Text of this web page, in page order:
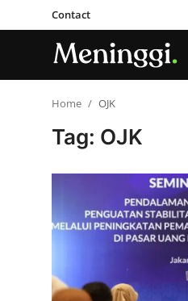
Contact
Contact
Pasar Saham
Industri
Home OJK
Tag: OJK